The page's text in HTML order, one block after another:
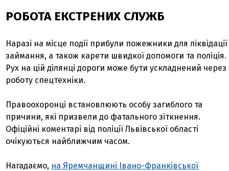
РОБОТА ЕКСТРЕНИХ СЛУЖБ
Наразі на місце події прибули пожежники для ліквідації
займання, а також карети швидкої допомоги та поліція.
Рух на цій ділянці дороги може бути ускладнений через
роботу спецтехніки.
Правоохоронці встановлюють особу загиблого та
причини, які призвели до фатального зіткнення.
Офіційні коментарі від поліції Львівської області
очікуються найближчим часом.
Нагадаємо, на Яремчанщині Івано-Франківської